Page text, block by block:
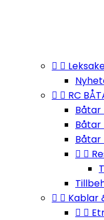
 
  RC
Båtar
Båtar
Båtar
 
  Kablar
 